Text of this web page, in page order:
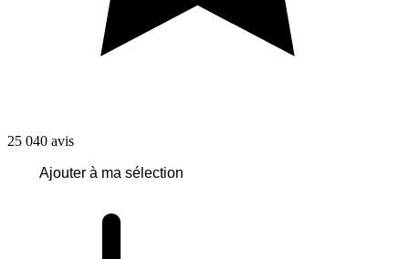
25 040 avis
Ajouter à ma sélection